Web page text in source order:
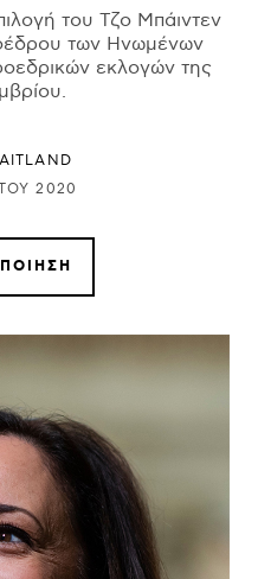
του Τζο Μπάιντεν
των Ηνωμένων
εκλογών της
2020